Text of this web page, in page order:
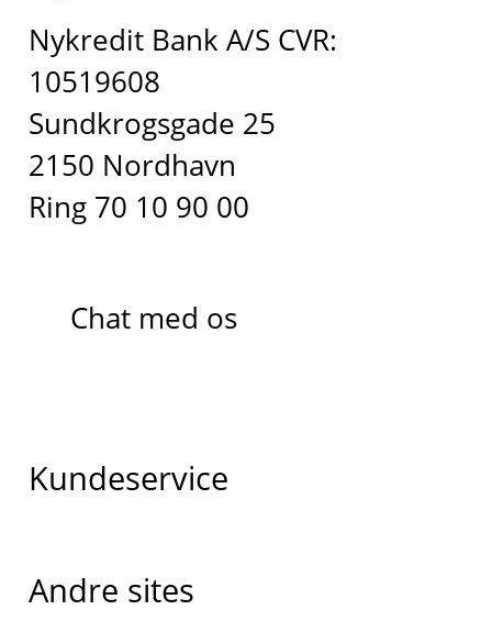
Nykredit Bank A/S CVR:
10519608
Sundkrogsgade 25
2150 Nordhavn
Ring 70 10 90 00
Chat med os
Kundeservice
Andre sites